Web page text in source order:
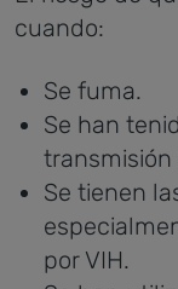
cuando:
Se fuma.
Se han
transmisión
Se tienen
por VIH.